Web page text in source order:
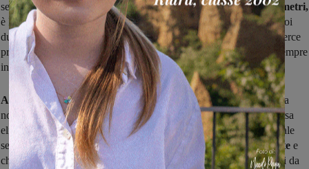
secondo anno (partenza ore 11). Il percorso, datrentasette chilometri,
è lo stesso per entrambe le categorie: partenza da via Burzagli, poi
due passaggi da Levane via Acquaborra, quindi la salita della Querce
prima di transitare ancora da Levane eplanare sul traguardo , sempre
in via Burzagli.
A Figline,con partenza da via Gorizia alle 9.30, si corre invece la
nona edizione del "Piccolo giro del Valdarno" (antipasto della corsa
elite e under 23 di martedì), gara per allievi su un circuito (in totale
settanta chilometri) abbastanza impegnativo da ripetersi due volte e
che passerà per il Matassino, Faella, Santa Maria, Figline quindi da